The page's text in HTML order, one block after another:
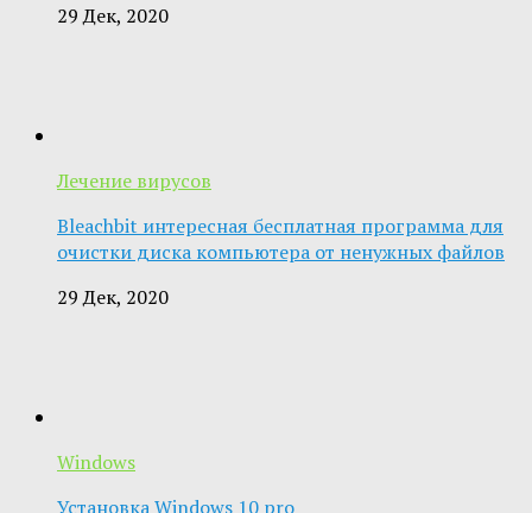
29 Дек, 2020
Лечение вирусов
Bleachbit интересная бесплатная программа для
очистки диска компьютера от ненужных файлов
29 Дек, 2020
Windows
Установка Windows 10 pro